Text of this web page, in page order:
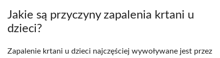
Jakie są przyczyny zapalenia krtani u
dzieci?
Zapalenie krtani u dzieci najczęściej wywoływane jest przez